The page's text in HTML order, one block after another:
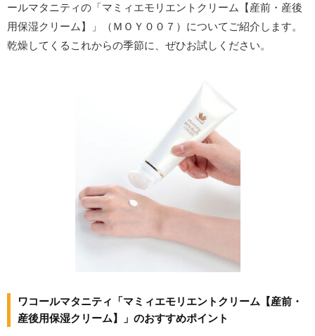
ールマタニティの「マミィエモリエントクリーム【産前・産後
用保湿クリーム】」（ＭＯＹ００７）についてご紹介します。
乾燥してくるこれからの季節に、ぜひお試しください。
ワコールマタニティ「マミィエモリエントクリーム【産前・
産後用保湿クリーム】」のおすすめポイント